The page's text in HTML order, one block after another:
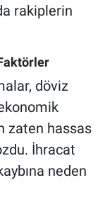
rakiplerin
döviz
zaten hassas
İhracat
neden